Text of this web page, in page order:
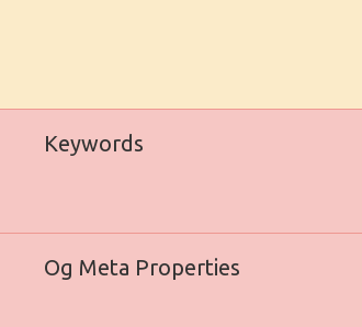
Keywords
Og Meta Properties